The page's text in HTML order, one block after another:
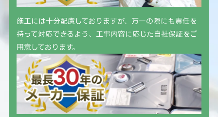
施工には十分配慮しておりますが、万一の際にも責任を
持って対応できるよう、工事内容に応じた自社保証をご
用意しております。